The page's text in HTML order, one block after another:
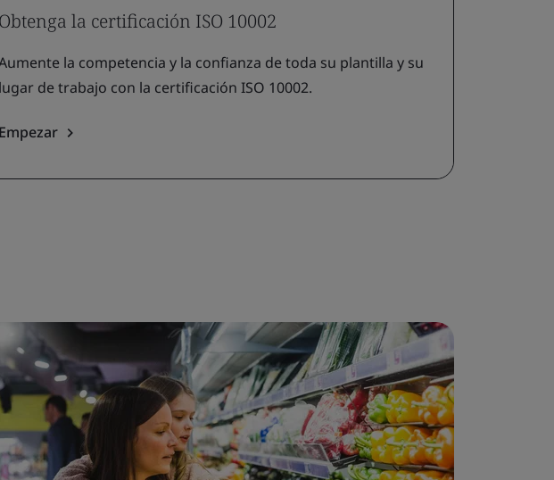
Obtenga la certificación ISO 10002
la competencia y la confianza de toda su plantilla y su
lugar de trabajo con la certificación ISO 10002.
Empezar